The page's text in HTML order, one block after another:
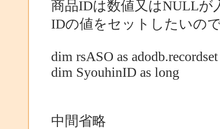
商品IDは数値又はNULLが
IDの値をセットしたいの
dim rsASO as adodb.recordset
dim SyouhinID as long
中間省略